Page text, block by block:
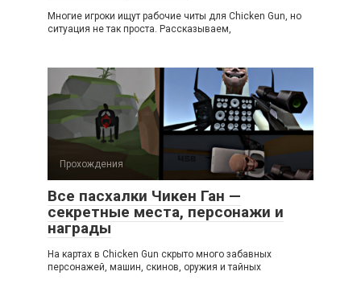
Многие игроки ищут рабочие читы для Chicken Gun, но
ситуация не так проста. Рассказываем,
Прохождения
Все пасхалки Чикен Ган —
секретные места, персонажи и
награды
На картах в Chicken Gun скрыто много забавных
персонажей, машин, скинов, оружия и тайных